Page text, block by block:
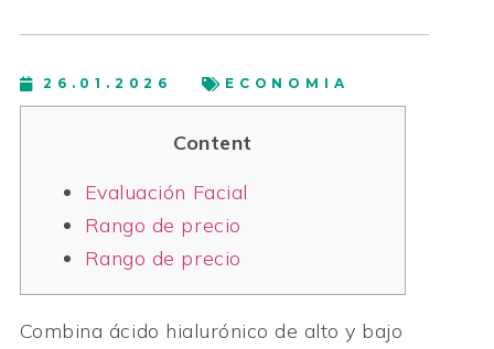
26.01.2026 ECONOMIA
Content
Evaluación Facial
Rango de precio
Rango de precio
Combina ácido hialurónico de alto y bajo